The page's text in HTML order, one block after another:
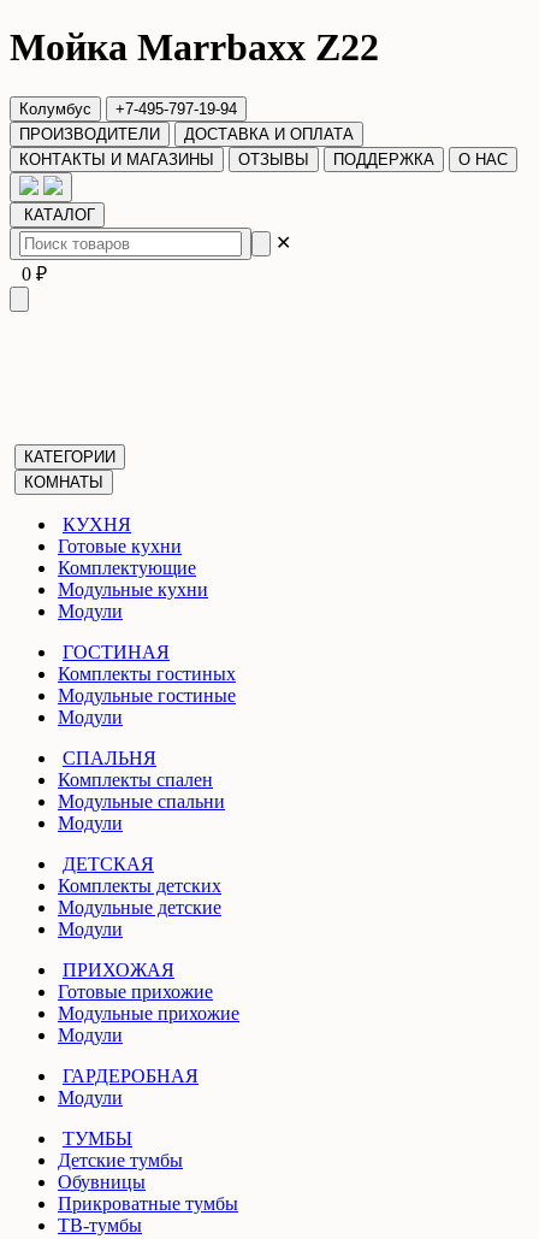
Мойка Marrbaxx Z22
Колумбус
+7-495-797-19-94
ПРОИЗВОДИТЕЛИ
ДОСТАВКА И ОПЛАТА
КОНТАКТЫ И МАГАЗИНЫ
ОТЗЫВЫ ПОДДЕРЖКА О НАС
КАТАЛОГ
✕
0 ₽
КАТЕГОРИИ
КОМНАТЫ
КУХНЯ
Готовые кухни
Комплектующие
Модульные кухни
Модули
ГОСТИНАЯ
Комплекты гостиных
Модульные гостиные
Модули
СПАЛЬНЯ
Комплекты спален
Модульные спальни
Модули
ДЕТСКАЯ
Комплекты детских
Модульные детские
Модули
ПРИХОЖАЯ
Готовые прихожие
Модульные прихожие
Модули
ГАРДЕРОБНАЯ
Модули
ТУМБЫ
Детские тумбы
Обувницы
Прикроватные тумбы
ТВ-тумбы